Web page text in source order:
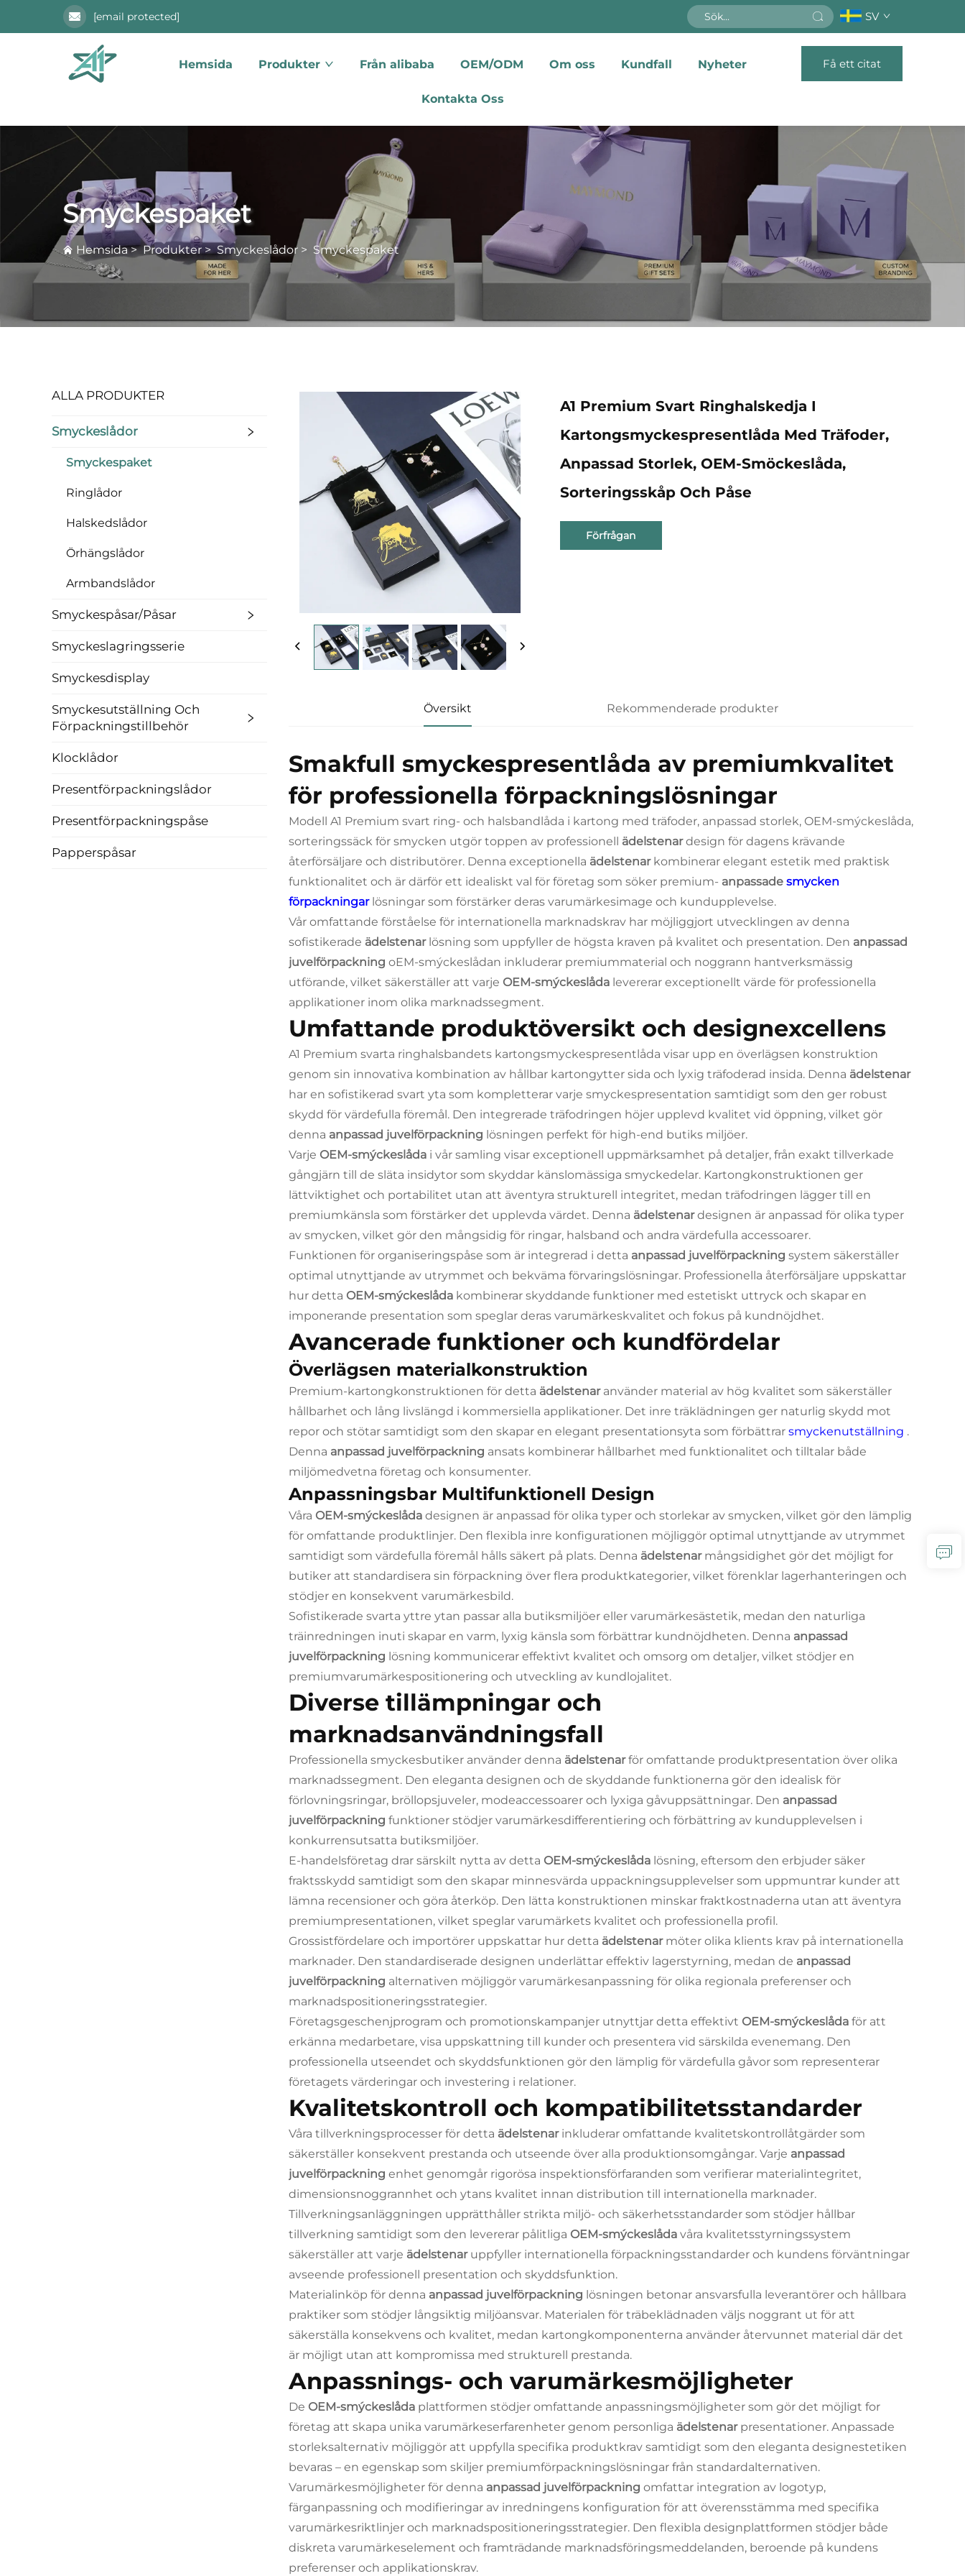
[email protected] SV
Hemsida Produkter Från alibaba OEM/ODM Om oss Kundfall Nyheter
Kontakta Oss
Få ett citat
Smyckespaket
Hemsida>Produkter>Smyckeslådor > Smyckespaket
ALLA PRODUKTER
Smyckeslådor
Smyckespaket
Ringlådor
Halskedslådor
Örhängslådor
Armbandslådor
Smyckespåsar/påsar
Smyckeslagringsserie
Smyckesdisplay
Smyckesutställning Och
Förpackningstillbehör
Klocklådor
Presentförpackningslådor
Presentförpackningspåse
Papperspåsar
A1 Premium Svart Ringhalskedja I
Kartongsmyckespresentlåda Med Träfoder,
Anpassad Storlek, OEM-Smöckeslåda,
Sorteringsskåp Och Påse
Förfrågan
Översikt Rekommenderade produkter
Smakfull smyckespresentlåda av premiumkvalitet
för professionella förpackningslösningar
Modell A1 Premium svart ring- och halsbandlåda i kartong med träfoder, anpassad storlek, OEM-smýckeslåda,
sorteringssäck för smycken utgör toppen av professionell ädelstenardesign för dagens krävande
återförsäljare och distributörer. Denna exceptionella ädelstenar kombinerar elegant estetik med praktisk
funktionalitet och är därför ett idealiskt val för företag som söker premium- anpassade smycken
förpackningar lösningar som förstärker deras varumärkesimage och kundupplevelse.
Vår omfattande förståelse för internationella marknadskrav har möjliggjort utvecklingen av denna
sofistikerade ädelstenar lösning som uppfyller de högsta kraven på kvalitet och presentation. Den anpassad
juvelförpackning oEM-smýckeslådan inkluderar premiummaterial och noggrann hantverksmässig
utförande, vilket säkerställer att varje OEM-smýckeslåda levererar exceptionellt värde för professionella
applikationer inom olika marknadssegment.
Umfattande produktöversikt och designexcellens
A1 Premium svarta ringhalsbandets kartongsmyckespresentlåda visar upp en överlägsen konstruktion
genom sin innovativa kombination av hållbar kartongytter sida och lyxig träfoderad insida. Denna ädelstenar
har en sofistikerad svart yta som kompletterar varje smyckespresentation samtidigt som den ger robust
skydd för värdefulla föremål. Den integrerade träfodringen höjer upplevd kvalitet vid öppning, vilket gör
denna anpassad juvelförpackning lösningen perfekt för high-end butiks miljöer.
Varje OEM-smýckeslåda i vår samling visar exceptionell uppmärksamhet på detaljer, från exakt tillverkade
gångjärn till de släta insidytor som skyddar känslomässiga smyckedelar. Kartongkonstruktionen ger
lättviktighet och portabilitet utan att äventyra strukturell integritet, medan träfodringen lägger till en
premiumkänsla som förstärker det upplevda värdet. Denna ädelstenardesignen är anpassad för olika typer
av smycken, vilket gör den mångsidig för ringar, halsband och andra värdefulla accessoarer.
Funktionen för organiseringspåse som är integrerad i detta anpassad juvelförpackning system säkerställer
optimal utnyttjande av utrymmet och bekväma förvaringslösningar. Professionella återförsäljare uppskattar
hur detta OEM-smýckeslåda kombinerar skyddande funktioner med estetiskt uttryck och skapar en
imponerande presentation som speglar deras varumärkeskvalitet och fokus på kundnöjdhet.
Avancerade funktioner och kundfördelar
Överlägsen materialkonstruktion
Premium-kartongkonstruktionen för detta ädelstenar använder material av hög kvalitet som säkerställer
hållbarhet och lång livslängd i kommersiella applikationer. Det inre träklädningen ger naturlig skydd mot
repor och stötar samtidigt som den skapar en elegant presentationsyta som förbättrar smyckenutställning .
Denna anpassad juvelförpackning ansats kombinerar hållbarhet med funktionalitet och tilltalar både
miljömedvetna företag och konsumenter.
Anpassningsbar Multifunktionell Design
Våra OEM-smýckeslåda designen är anpassad för olika typer och storlekar av smycken, vilket gör den lämplig
för omfattande produktlinjer. Den flexibla inre konfigurationen möjliggör optimal utnyttjande av utrymmet
samtidigt som värdefulla föremål hålls säkert på plats. Denna ädelstenar mångsidighet gör det möjligt for
butiker att standardisera sin förpackning över flera produktkategorier, vilket förenklar lagerhanteringen och
stödjer en konsekvent varumärkesbild.
Sofistikerade svarta yttre ytan passar alla butiksmiljöer eller varumärkesästetik, medan den naturliga
träinredningen inuti skapar en varm, lyxig känsla som förbättrar kundnöjdheten. Denna anpassad
juvelförpackning lösning kommunicerar effektivt kvalitet och omsorg om detaljer, vilket stödjer en
premiumvarumärkespositionering och utveckling av kundlojalitet.
Diverse tillämpningar och
marknadsanvändningsfall
Professionella smyckesbutiker använder denna ädelstenarför omfattande produktpresentation över olika
marknadssegment. Den eleganta designen och de skyddande funktionerna gör den idealisk för
förlovningsringar, bröllopsjuveler, modeaccessoarer och lyxiga gåvuppsättningar. Den anpassad
juvelförpackning funktioner stödjer varumärkesdifferentiering och förbättring av kundupplevelsen i
konkurrensutsatta butiksmiljöer.
E-handelsföretag drar särskilt nytta av detta OEM-smýckeslåda lösning, eftersom den erbjuder säker
fraktsskydd samtidigt som den skapar minnesvärda uppackningsupplevelser som uppmuntrar kunder att
lämna recensioner och göra återköp. Den lätta konstruktionen minskar fraktkostnaderna utan att äventyra
premiumpresentationen, vilket speglar varumärkets kvalitet och professionella profil.
Grossistfördelare och importörer uppskattar hur detta ädelstenar möter olika klients krav på internationella
marknader. Den standardiserade designen underlättar effektiv lagerstyrning, medan de anpassad
juvelförpackning alternativen möjliggör varumärkesanpassning för olika regionala preferenser och
marknadspositioneringsstrategier.
Företagsgeschenjprogram och promotionskampanjer utnyttjar detta effektivt OEM-smýckeslåda för att
erkänna medarbetare, visa uppskattning till kunder och presentera vid särskilda evenemang. Den
professionella utseendet och skyddsfunktionen gör den lämplig för värdefulla gåvor som representerar
företagets värderingar och investering i relationer.
Kvalitetskontroll och kompatibilitetsstandarder
Våra tillverkningsprocesser för detta ädelstenar inkluderar omfattande kvalitetskontrollåtgärder som
säkerställer konsekvent prestanda och utseende över alla produktionsomgångar. Varje anpassad
juvelförpackning enhet genomgår rigorösa inspektionsförfaranden som verifierar materialintegritet,
dimensionsnoggrannhet och ytans kvalitet innan distribution till internationella marknader.
Tillverkningsanläggningen upprätthåller strikta miljö- och säkerhetsstandarder som stödjer hållbar
tillverkning samtidigt som den levererar pålitliga OEM-smýckeslåda våra kvalitetsstyrningssystem
säkerställer att varje ädelstenar uppfyller internationella förpackningsstandarder och kundens förväntningar
avseende professionell presentation och skyddsfunktion.
Materialinköp för denna anpassad juvelförpackning lösningen betonar ansvarsfulla leverantörer och hållbara
praktiker som stödjer långsiktig miljöansvar. Materialen för träbeklädnaden väljs noggrant ut för att
säkerställa konsekvens och kvalitet, medan kartongkomponenterna använder återvunnet material där det
är möjligt utan att kompromissa med strukturell prestanda.
Anpassnings- och varumärkesmöjligheter
De OEM-smýckeslåda plattformen stödjer omfattande anpassningsmöjligheter som gör det möjligt for
företag att skapa unika varumärkeserfarenheter genom personliga ädelstenar presentationer. Anpassade
storleksalternativ möjliggör att uppfylla specifika produktkrav samtidigt som den eleganta designestetiken
bevaras – en egenskap som skiljer premiumförpackningslösningar från standardalternativen.
Varumärkesmöjligheter för denna anpassad juvelförpackning omfattar integration av logotyp,
färganpassning och modifieringar av inredningens konfiguration för att överensstämma med specifika
varumärkesriktlinjer och marknadspositioneringsstrategier. Den flexibla designplattformen stödjer både
diskreta varumärkeselement och framträdande marknadsföringsmeddelanden, beroende på kundens
preferenser och applikationskrav.